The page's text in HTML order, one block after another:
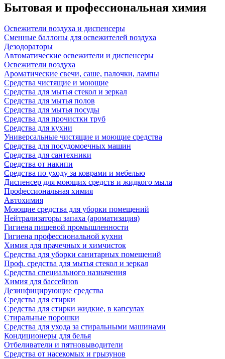
Бытовая и профессиональная химия
Освежители воздуха и диспенсеры
Сменные баллоны для освежителей воздуха
Дезодораторы
Автоматические освежители и диспенсеры
Освежители воздуха
Ароматические свечи, саше, палочки, лампы
Средства чистящие и моющие
Средства для мытья стекол и зеркал
Средства для мытья полов
Средства для мытья посуды
Средства для прочистки труб
Средства для кухни
Универсальные чистящие и моющие средства
Средства для посудомоечных машин
Средства для сантехники
Средства от накипи
Средства по уходу за коврами и мебелью
Диспенсер для моющих средств и жидкого мыла
Профессиональная химия
Автохимия
Моющие средства для уборки помещений
Нейтрализаторы запаха (ароматизация)
Гигиена пищевой промышленности
Гигиена профессиональной кухни
Химия для прачечных и химчисток
Средства для уборки санитарных помещений
Проф. средства для мытья стекол и зеркал
Средства специального назначения
Химия для бассейнов
Дезинфицирующие средства
Средства для стирки
Средства для стирки жидкие, в капсулах
Стиральные порошки
Средства для ухода за стиральными машинами
Кондиционеры для белья
Отбеливатели и пятновыводители
Средства от насекомых и грызунов